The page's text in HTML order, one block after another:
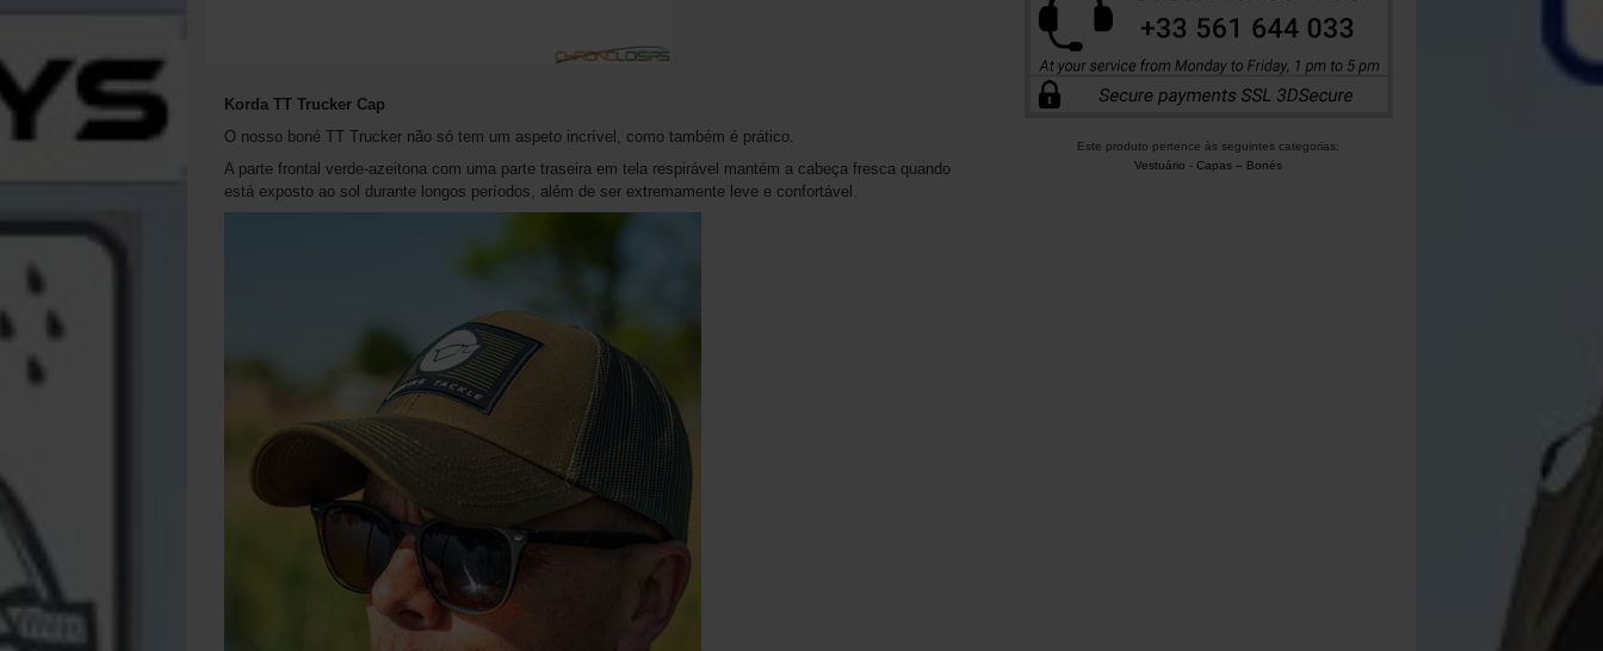
Este produto pertence às seguintes categorias:
Vestuário -Capas – Bonés
Korda TT Trucker Cap
O nosso boné TT Trucker não só tem um aspeto incrível, como também é prático.
A parte frontal verde-azeitona com uma parte traseira em tela respirável mantém a cabeça fresca quando
está exposto ao sol durante longos períodos, além de ser extremamente leve e confortável.